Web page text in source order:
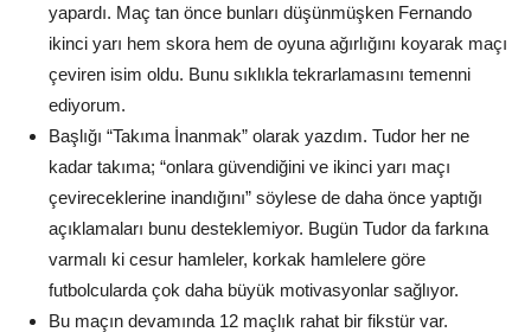
yapardı. Maç tan önce bunları düşünmüşken Fernando
ikinci yarı hem skora hem de oyuna ağırlığını koyarak maçı
çeviren isim oldu. Bunu sıklıkla tekrarlamasını temenni
ediyorum.
Başlığı “Takıma İnanmak” olarak yazdım. Tudor her ne
kadar takıma; “onlara güvendiğini ve ikinci yarı maçı
çevireceklerine inandığını” söylese de daha önce yaptığı
açıklamaları bunu desteklemiyor. Bugün Tudor da farkına
varmalı ki cesur hamleler, korkak hamlelere göre
futbolcularda çok daha büyük motivasyonlar sağlıyor.
Bu maçın devamında 12 maçlık rahat bir fikstür var.